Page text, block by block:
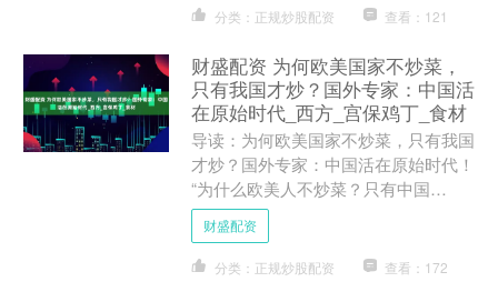
分类：正规炒股配资 查看：121
财盛配资 为何欧美国家不炒菜，
只有我国才炒？国外专家：中国活
在原始时代_西方_宫保鸡丁_食材
导读：为何欧美国家不炒菜，只有我国
才炒？国外专家：中国活在原始时代！
“为什么欧美人不炒菜？只有中国
有？”当美国教授在课堂抛出“中国活在
原始时代”的荒谬论断时，....
财盛配资
分类：正规炒股配资 查看：172